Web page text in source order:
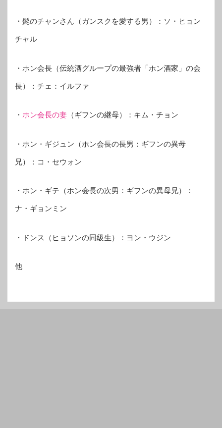
・髭のチャンさん（ガンスクを愛する男）：ソ・ヒョン
チャル
・ホン会長（伝統酒グループの最強者「ホン酒家」の会
長）：チェ：イルファ
・ ホン会長の妻 （ギフンの継母）：キム・チョン
・ホン・ギジュン（ホン会長の長男：ギフンの異母
兄）：コ・セウォン
・ホン・ギテ（ホン会長の次男：ギフンの異母兄）：
ナ・ギョンミン
・ドンス（ヒョソンの同級生）：ヨン・ウジン
他